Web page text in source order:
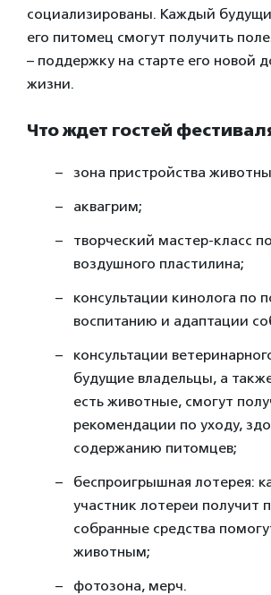
социализированы. Каждый
его питомец смогут получить
– поддержку на старте его новой
жизни.
Что ждет гостей
зона пристройства
аквагрим;
творческий мастер-класс
воздушного пластилина;
консультации кинолога по
воспитанию и адаптации
консультации
будущие владельцы, а
есть животные, смогут
рекомендации по уходу,
содержанию питомцев;
беспроигрышная лотерея:
участник лотереи получит
собранные средства
животным;
фотозона, мерч.